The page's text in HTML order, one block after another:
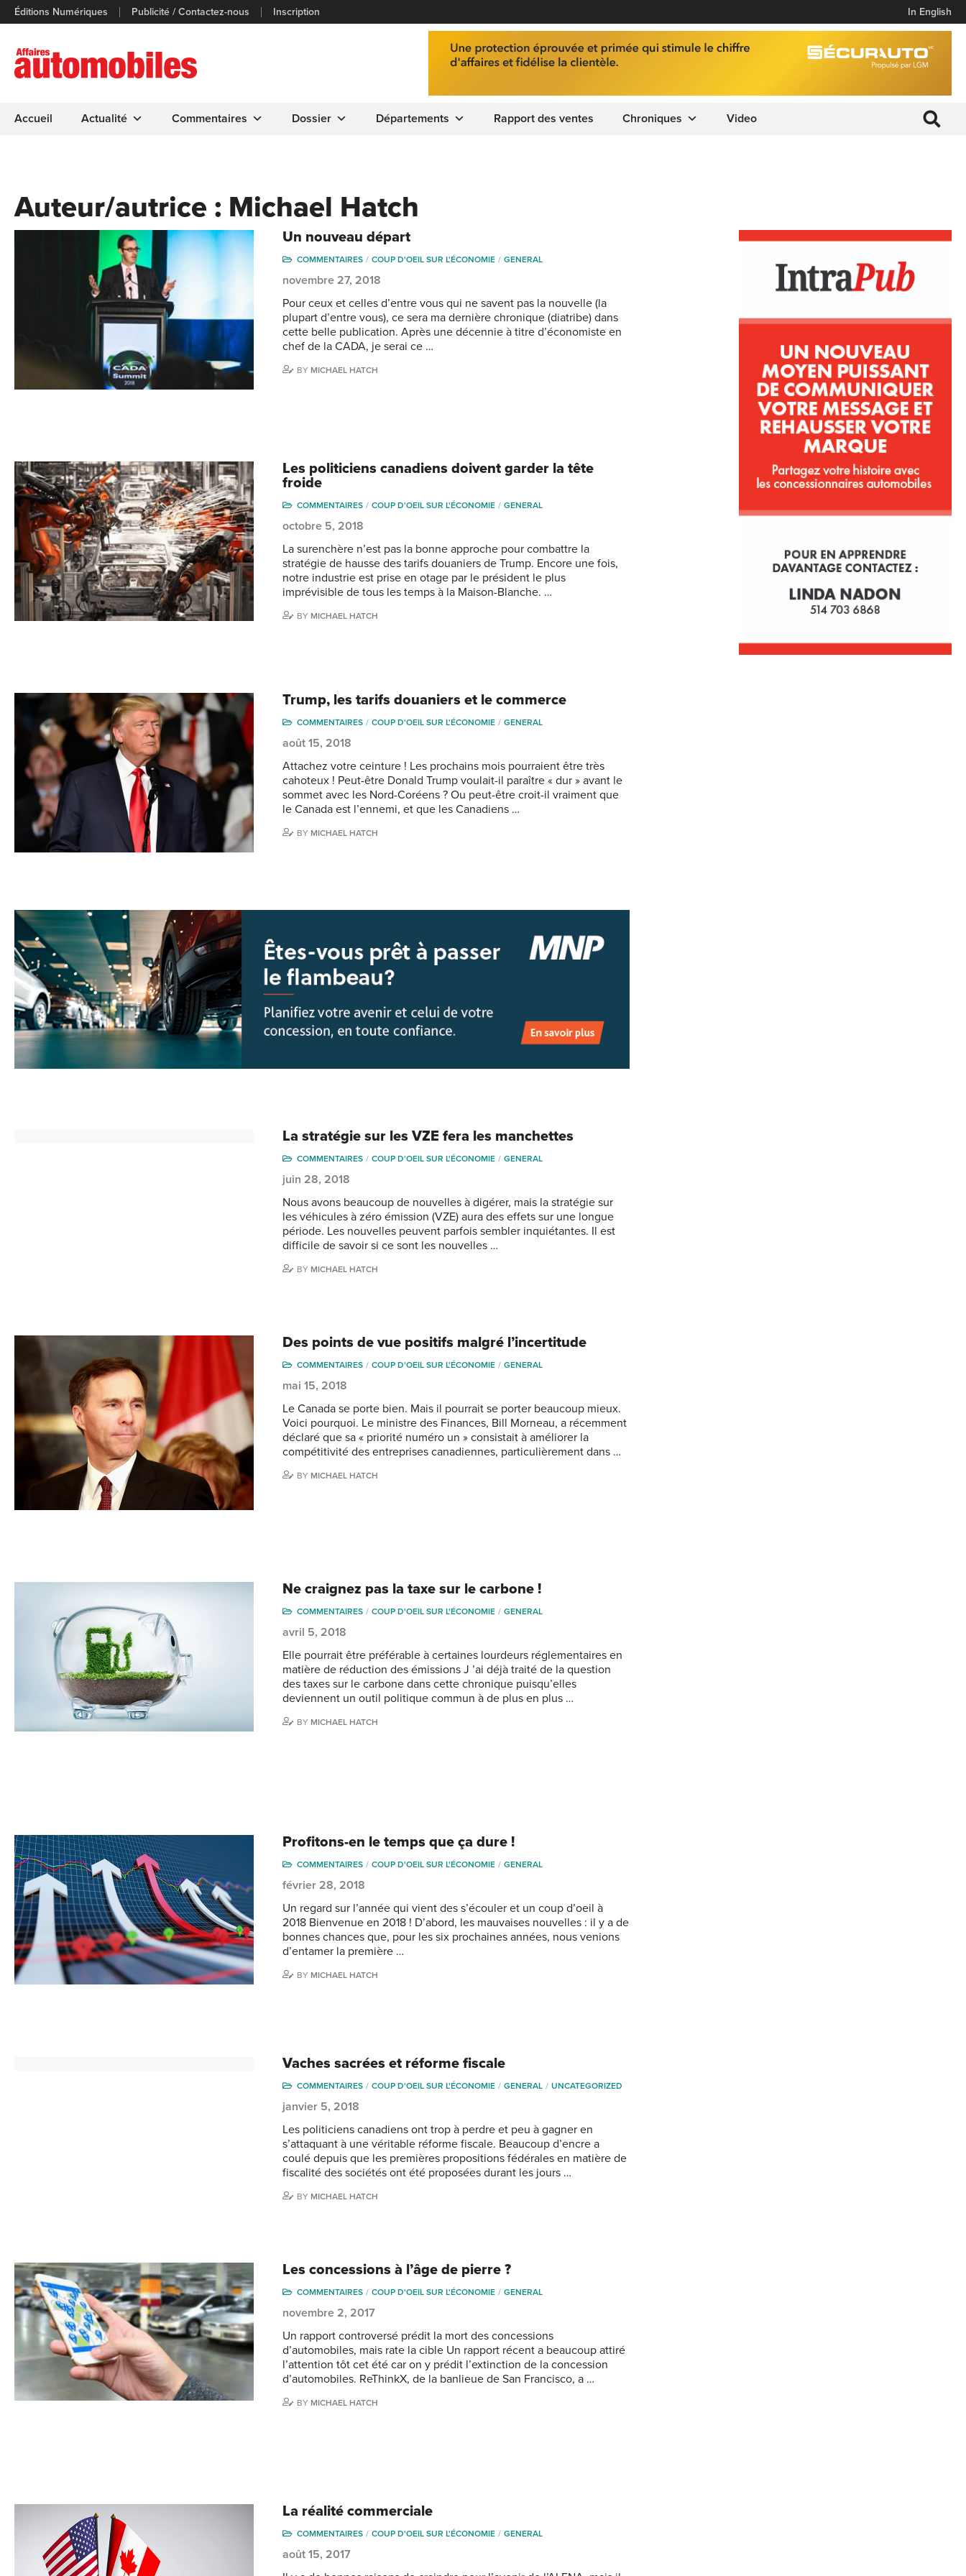
Éditions Numériques Publicité / Contactez-nous Inscription In English
Accueil Actualité Commentaires Dossier Départements Rapport des ventes Chroniques Video
Auteur/autrice : Michael Hatch
Un nouveau départ
COMMENTAIRES COUP D'OEIL SUR L'ÉCONOMIE GENERAL
novembre 27, 2018
Pour ceux et celles d’entre vous qui ne savent pas la nouvelle (la
plupart d’entre vous), ce sera ma dernière chronique (diatribe) dans
cette belle publication. Après une décennie à titre d’économiste en
chef de la CADA, je serai ce …
BY MICHAEL HATCH
Les politiciens canadiens doivent garder la tête
froide
COMMENTAIRES COUP D'OEIL SUR L'ÉCONOMIE GENERAL
octobre 5, 2018
La surenchère n’est pas la bonne approche pour combattre la
stratégie de hausse des tarifs douaniers de Trump. Encore une fois,
notre industrie est prise en otage par le président le plus
imprévisible de tous les temps à la Maison-Blanche. …
BY MICHAEL HATCH
Trump, les tarifs douaniers et le commerce
COMMENTAIRES COUP D'OEIL SUR L'ÉCONOMIE GENERAL
août 15, 2018
Attachez votre ceinture ! Les prochains mois pourraient être très
cahoteux ! Peut-être Donald Trump voulait-il paraître « dur » avant le
sommet avec les Nord-Coréens ? Ou peut-être croit-il vraiment que
le Canada est l’ennemi, et que les Canadiens …
BY MICHAEL HATCH
La stratégie sur les VZE fera les manchettes
COMMENTAIRES COUP D'OEIL SUR L'ÉCONOMIE GENERAL
juin 28, 2018
Nous avons beaucoup de nouvelles à digérer, mais la stratégie sur
les véhicules à zéro émission (VZE) aura des effets sur une longue
période. Les nouvelles peuvent parfois sembler inquiétantes. Il est
difficile de savoir si ce sont les nouvelles …
BY MICHAEL HATCH
Des points de vue positifs malgré l’incertitude
COMMENTAIRES COUP D'OEIL SUR L'ÉCONOMIE GENERAL
mai 15, 2018
Le Canada se porte bien. Mais il pourrait se porter beaucoup mieux.
Voici pourquoi. Le ministre des Finances, Bill Morneau, a récemment
déclaré que sa « priorité numéro un » consistait à améliorer la
compétitivité des entreprises canadiennes, particulièrement dans …
BY MICHAEL HATCH
Ne craignez pas la taxe sur le carbone !
COMMENTAIRES COUP D'OEIL SUR L'ÉCONOMIE GENERAL
avril 5, 2018
Elle pourrait être préférable à certaines lourdeurs réglementaires en
matière de réduction des émissions J ’ai déjà traité de la question
des taxes sur le carbone dans cette chronique puisqu’elles
deviennent un outil politique commun à de plus en plus …
BY MICHAEL HATCH
Profitons-en le temps que ça dure !
COMMENTAIRES COUP D'OEIL SUR L'ÉCONOMIE GENERAL
février 28, 2018
Un regard sur l’année qui vient des s’écouler et un coup d’oeil à
2018 Bienvenue en 2018 ! D’abord, les mauvaises nouvelles : il y a de
bonnes chances que, pour les six prochaines années, nous venions
d’entamer la première …
BY MICHAEL HATCH
Vaches sacrées et réforme fiscale
COMMENTAIRES COUP D'OEIL SUR L'ÉCONOMIE GENERAL UNCATEGORIZED
janvier 5, 2018
Les politiciens canadiens ont trop à perdre et peu à gagner en
s’attaquant à une véritable réforme fiscale. Beaucoup d’encre a
coulé depuis que les premières propositions fédérales en matière de
fiscalité des sociétés ont été proposées durant les jours …
BY MICHAEL HATCH
Les concessions à l’âge de pierre ?
COMMENTAIRES COUP D'OEIL SUR L'ÉCONOMIE GENERAL
novembre 2, 2017
Un rapport controversé prédit la mort des concessions
d’automobiles, mais rate la cible Un rapport récent a beaucoup attiré
l’attention tôt cet été car on y prédit l’extinction de la concession
d’automobiles. ReThinkX, de la banlieue de San Francisco, a …
BY MICHAEL HATCH
La réalité commerciale
COMMENTAIRES COUP D'OEIL SUR L'ÉCONOMIE GENERAL
août 15, 2017